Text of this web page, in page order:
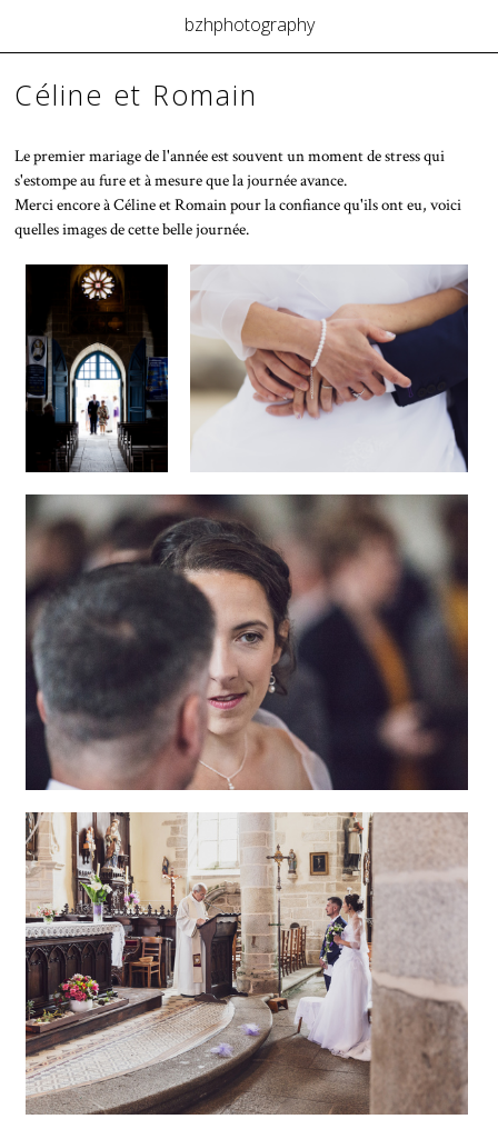
bzhphotography
Céline et Romain
Le premier mariage de l'année est souvent un moment de stress qui
s'estompe au fure et à mesure que la journée avance.
Merci encore à Céline et Romain pour la confiance qu'ils ont eu, voici
quelles images de cette belle journée.